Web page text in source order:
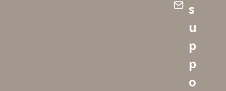
s
u
p
p
o